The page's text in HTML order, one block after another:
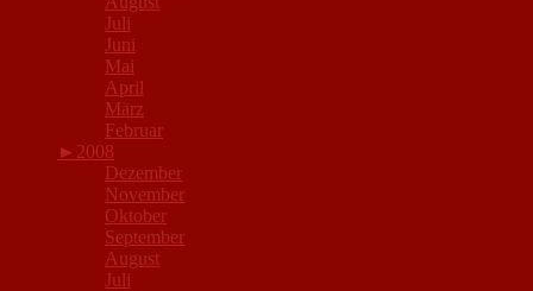
Juli
Juni
Mai
April
März
Februar
► 2008
Dezember
November
Oktober
September
August
Juli